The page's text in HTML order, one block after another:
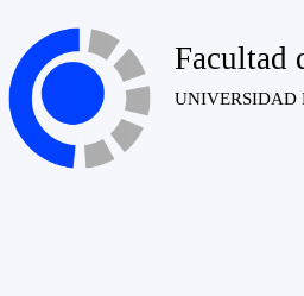
Facultad
UNIVERSIDAD